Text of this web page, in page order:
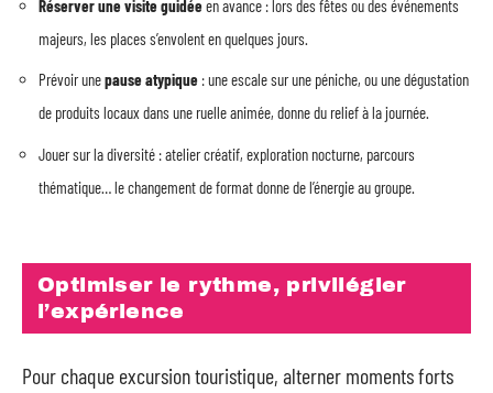
Réserver une visite guidéeen avance : lors des fêtes ou des événements
majeurs, les places s’envolent en quelques jours.
Prévoir unepause atypique : une escale sur une péniche, ou une dégustation
de produits locaux dans une ruelle animée, donne du relief à la journée.
Jouer sur la diversité : atelier créatif, exploration nocturne, parcours
thématique… le changement de format donne de l’énergie au groupe.
Optimiser le rythme, privilégier
l’expérience
Pour chaque excursion touristique, alterner moments forts